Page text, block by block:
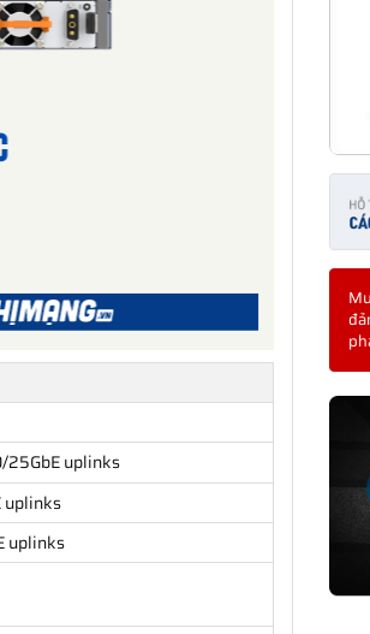
25GbE uplinks
uplinks
uplinks